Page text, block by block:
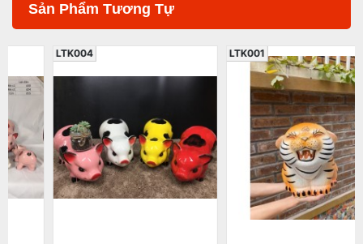
Sản Phẩm Tương Tự